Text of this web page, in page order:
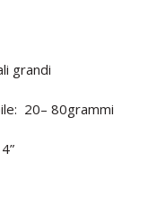
grandi
20– 80grammi